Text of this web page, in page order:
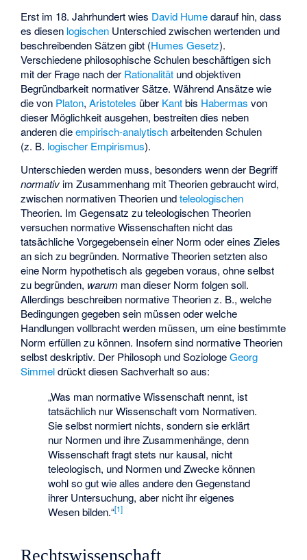
Erst im 18. Jahrhundert wies David Humedarauf hin, dass
es diesen logischen Unterschied zwischen wertenden und
beschreibenden Sätzen gibt (Humes Gesetz).
Verschiedene philosophische Schulen beschäftigen sich
mit der Frage nach der Rationalität und objektiven
Begründbarkeit normativer Sätze. Während Ansätze wie
die von Platon,Aristoteles über Kantbis Habermas von
dieser Möglichkeit ausgehen, bestreiten dies neben
anderen dieempirisch-analytischarbeitenden Schulen
(z. B. logischer Empirismus).
Unterschieden werden muss, besonders wenn der Begriff
normativ im Zusammenhang mit Theorien gebraucht wird,
zwischen normativen Theorien undteleologischen
Theorien. Im Gegensatz zu teleologischen Theorien
versuchen normative Wissenschaften nicht das
tatsächliche Vorgegebensein einer Norm oder eines Zieles
an sich zu begründen. Normative Theorien setzten also
eine Norm hypothetisch als gegeben voraus, ohne selbst
zu begründen, warum man dieser Norm folgen soll.
Allerdings beschreiben normative Theorien z. B., welche
Bedingungen gegeben sein müssen oder welche
Handlungen vollbracht werden müssen, um eine bestimmte
Norm erfüllen zu können. Insofern sind normative Theorien
selbst deskriptiv. Der Philosoph und SoziologeGeorg
Simmeldrückt diesen Sachverhalt so aus:
„Was man normative Wissenschaft nennt, ist
tatsächlich nur Wissenschaft vom Normativen.
Sie selbst normiert nichts, sondern sie erklärt
nur Normen und ihre Zusammenhänge, denn
Wissenschaft fragt stets nur kausal, nicht
teleologisch, und Normen und Zwecke können
wohl so gut wie alles andere den Gegenstand
ihrer Untersuchung, aber nicht ihr eigenes
Wesen bilden.“[1]
Rechtswissenschaft